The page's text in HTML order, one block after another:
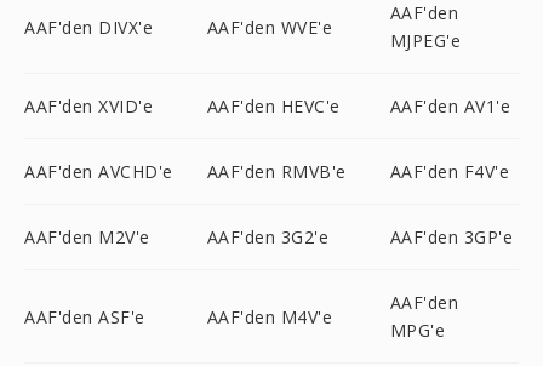
AAF'den DIVX'e AAF'den WVE'e
AAF'den
MJPEG'e
AAF'den XVID'e AAF'den HEVC'e AAF'den AV1'e
AAF'den AVCHD'e AAF'den RMVB'e AAF'den F4V'e
AAF'den M2V'e AAF'den 3G2'e AAF'den 3GP'e
AAF'den ASF'e AAF'den M4V'e
AAF'den
MPG'e